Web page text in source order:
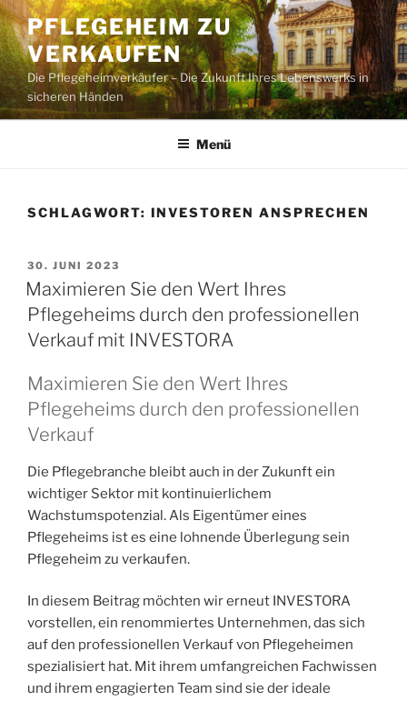
Zum
Inhalt
springen
PFLEGEHEIM ZU
VERKAUFEN
Die Pflegeheimverkäufer – Die Zukunft Ihres Lebenswerks in
sicheren Händen
Menü
SCHLAGWORT: INVESTOREN ANSPRECHEN
VERÖFFENTLICHT
AM
30. JUNI 2023
Maximieren Sie den Wert Ihres
Pflegeheims durch den professionellen
Verkauf mit INVESTORA
Maximieren Sie den Wert Ihres
Pflegeheims durch den professionellen
Verkauf
Die Pflegebranche bleibt auch in der Zukunft ein
wichtiger Sektor mit kontinuierlichem
Wachstumspotenzial. Als Eigentümer eines
Pflegeheims ist es eine lohnende Überlegung sein
Pflegeheim zu verkaufen.
In diesem Beitrag möchten wir erneut INVESTORA
vorstellen, ein renommiertes Unternehmen, das sich
auf den professionellen Verkauf von Pflegeheimen
spezialisiert hat. Mit ihrem umfangreichen Fachwissen
und ihrem engagierten Team sind sie der ideale